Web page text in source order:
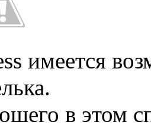
имеется
в этом